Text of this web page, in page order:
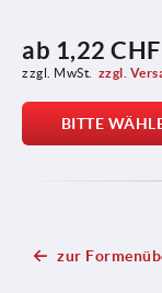
ab 1,22 CHF
zzgl. MwSt. zzgl.
BITTE
zur